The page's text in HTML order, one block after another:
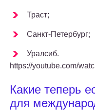
Траст;
Санкт-Петербург;
Уралсиб.
https://youtube.com/
Какие теперь
для